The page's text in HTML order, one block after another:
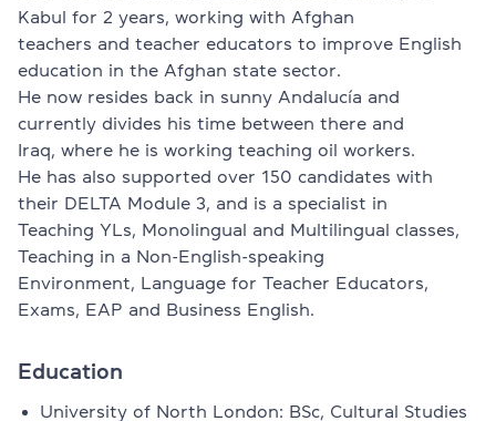
Kabul for 2 years, working with Afghan
teachers and teacher educators to improve English
education in the Afghan state sector.
He now resides back in sunny Andalucía and
currently divides his time between there and
Iraq, where he is working teaching oil workers.
He has also supported over 150 candidates with
their DELTA Module 3, and is a specialist in
Teaching YLs, Monolingual and Multilingual classes,
Teaching in a Non-English-speaking
Environment, Language for Teacher Educators,
Exams, EAP and Business English.
Education
University of North London: BSc, Cultural Studies